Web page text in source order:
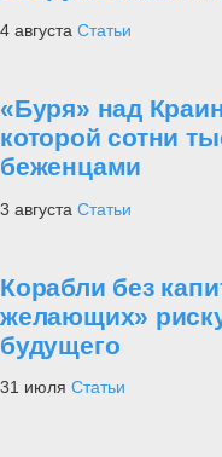
4 августа Статьи
«Буря» над
которой сотни
беженцами
3 августа Статьи
Корабли без
желающих»
будущего
31 июля Статьи